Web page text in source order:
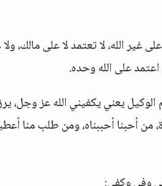
غير الله، لا تعتمد لا على مالك،
على الله وحده.
الوكيل يعني يكفيني الله عز وجل،
أحبنا أحببناه، ومن طلب منا